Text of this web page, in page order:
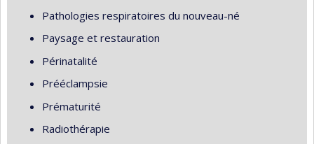
Pathologies respiratoires du nouveau-né
Paysage et restauration
Périnatalité
Prééclampsie
Prématurité
Radiothérapie